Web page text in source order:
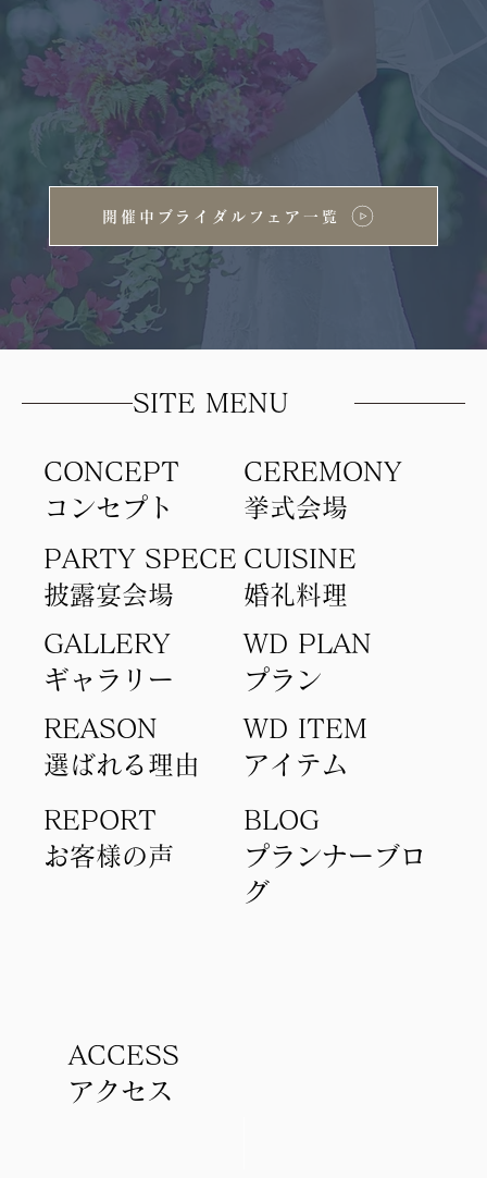
ACCESS
アクセス
開催中ブライダルフェア一覧
CONCEPT
コンセプト​
​CEREMONY
​挙式会場
GALLERY
ギャラリー
PARTY SPECE
​披露宴会場
CUISINE
​婚礼料理
​プランナーブロ
グ
BLOG
REPORT
​お客様の声
アイテム​
WD ITEM
選ばれる理由
REASON
​プラン
WD PLAN
SITE MENU